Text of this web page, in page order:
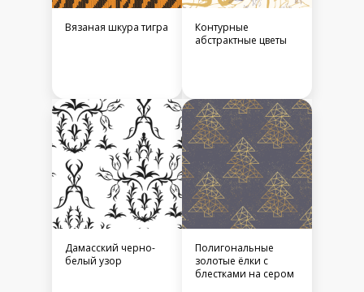
Вязаная шкура тигра
Контурные
абстрактные цветы
Дамасский черно-
белый узор
Полигональные
золотые ёлки с
блестками на сером